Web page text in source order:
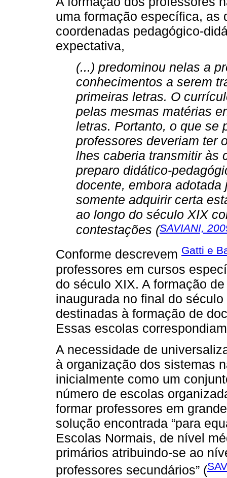
uma formação específica, as
coordenadas pedagógico-
expectativa,
(...) predominou nelas a
conhecimentos a serem
primeiras letras. O
pelas mesmas matérias
letras. Portanto, o que se
professores deveriam ter
lhes caberia transmitir às
preparo didático-
docente, embora
somente adquirir certa
ao longo do século XIX
contestações (SAVIANI,
Conforme descrevem Gatti e
professores em cursos
do século XIX. A formação
inaugurada no final do
destinadas à formação de
Essas escolas
A necessidade de
à organização dos sistemas
inicialmente como um
número de escolas
formar professores em
solução encontrada “para
Escolas Normais, de nível
primários atribuindo-se ao
professores secundários” (